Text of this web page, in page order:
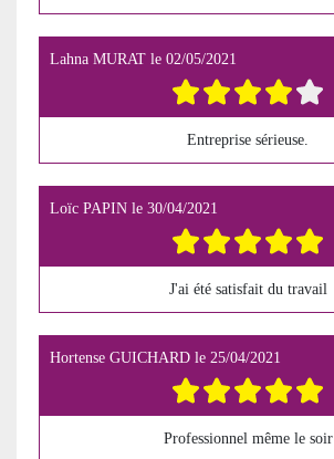
Lahna MURAT le 02/05/2021
Entreprise sérieuse.
Loïc PAPIN le 30/04/2021
J'ai été satisfait du travail
Hortense GUICHARD le 25/04/2021
Professionnel même le soir